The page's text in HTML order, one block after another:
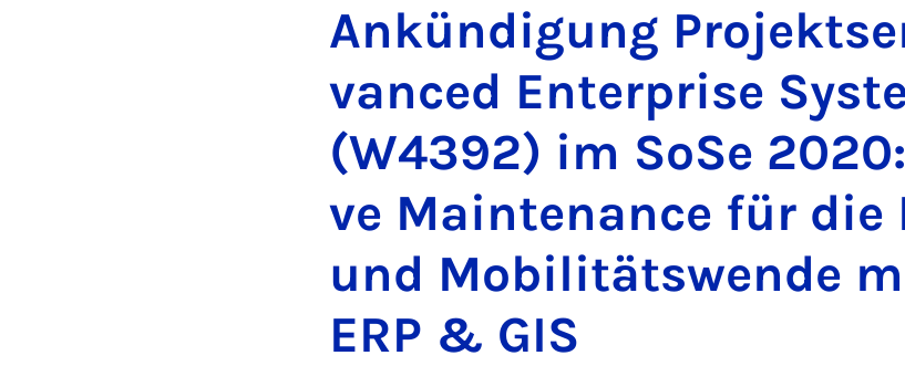
An­kün­di­gung
van­ced En­ter­pri­se
(W4392) im So­Se
ve Main­te­nance für die
und Mo­bi­li­täts­wen­de
ERP & GIS